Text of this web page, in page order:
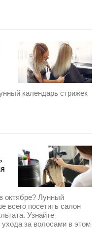
календарь стрижек
октябре? Лунный
всего посетить салон
Узнайте
за волосами в этом